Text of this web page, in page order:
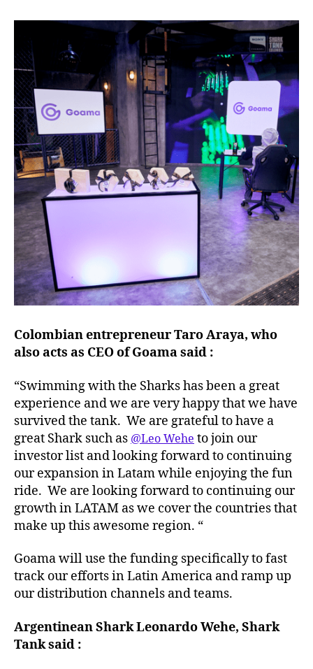
Colombian entrepreneur Taro Araya, who
also acts as CEO of Goama said :
“Swimming with the Sharks has been a great
experience and we are very happy that we have
survived the tank. We are grateful to have a
great Shark such as @Leo Wehe to join our
investor list and looking forward to continuing
our expansion in Latam while enjoying the fun
ride. We are looking forward to continuing our
growth in LATAM as we cover the countries that
make up this awesome region. “
Goama will use the funding specifically to fast
track our efforts in Latin America and ramp up
our distribution channels and teams.
Argentinean Shark Leonardo Wehe, Shark
Tank said :